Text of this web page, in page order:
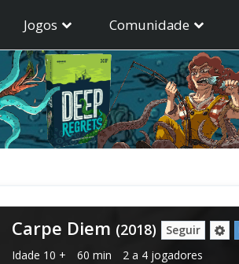
Jogos Comunidade
Carpe Diem (2018) Seguir
Idade 10 + 60 min 2 a 4 jogadores